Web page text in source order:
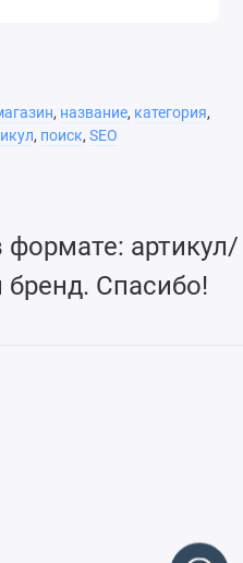
, название, категория,
, поиск, SEO
артикул/
бренд. Спасибо!